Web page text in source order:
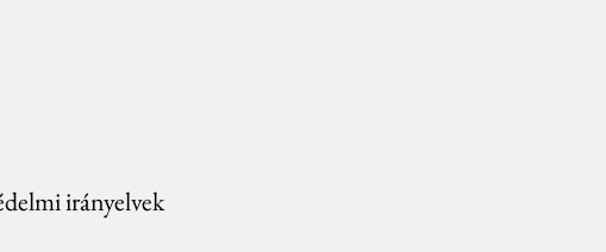
irányelvek